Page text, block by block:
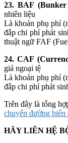
23. BAF
nhiên liệu
Là khoản phụ phí
đắp chi phí phát
thuật ngữ FAF
24. CAF
giá ngoại tệ
Là khoản phụ phí
đắp chi phí phát
Trên đây là tổng
chuyển đường biển
HÃY LIÊN HỆ